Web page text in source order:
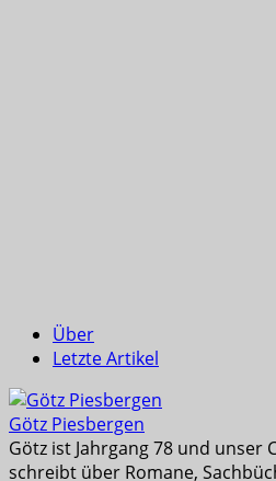
Über
Letzte Artikel
Götz Piesbergen
Götz ist Jahrgang 78 und unser
schreibt über Romane,